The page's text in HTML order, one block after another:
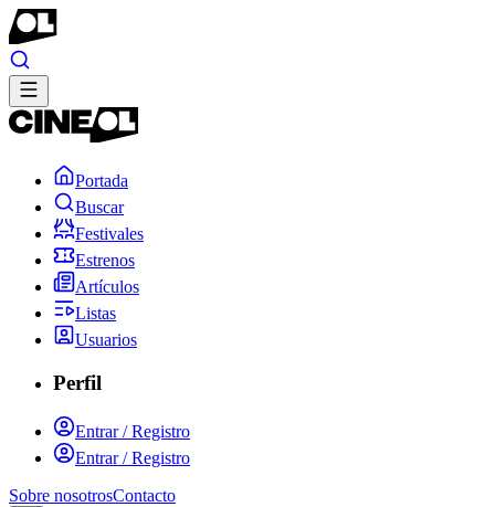
Portada
Buscar
Festivales
Estrenos
Artículos
Listas
Usuarios
Perfil
Entrar / Registro
Entrar / Registro
Sobre nosotrosContacto